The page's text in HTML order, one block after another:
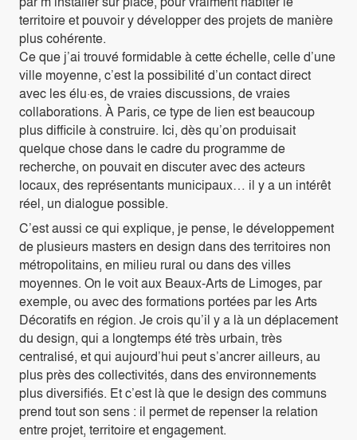
territoire et pouvoir y développer des projets de manière
plus cohérente.
Ce que j’ai trouvé formidable à cette échelle, celle d’une
ville moyenne, c’est la possibilité d’un contact direct
avec les élu·es, de vraies discussions, de vraies
collaborations. À Paris, ce type de lien est beaucoup
plus difficile à construire. Ici, dès qu’on produisait
quelque chose dans le cadre du programme de
recherche, on pouvait en discuter avec des acteurs
locaux, des représentants municipaux… il y a un intérêt
réel, un dialogue possible.
C’est aussi ce qui explique, je pense, le développement
de plusieurs masters en design dans des territoires non
métropolitains, en milieu rural ou dans des villes
moyennes. On le voit aux Beaux-Arts de Limoges, par
exemple, ou avec des formations portées par les Arts
Décoratifs en région. Je crois qu’il y a là un déplacement
du design, qui a longtemps été très urbain, très
centralisé, et qui aujourd’hui peut s’ancrer ailleurs, au
plus près des collectivités, dans des environnements
plus diversifiés. Et c’est là que le design des communs
prend tout son sens : il permet de repenser la relation
entre projet, territoire et engagement.